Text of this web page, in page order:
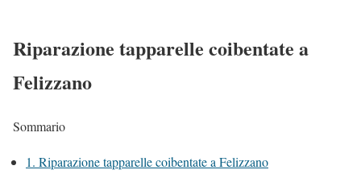
Riparazione tapparelle coibentate a
Felizzano
Sommario
1. Riparazione tapparelle coibentate a Felizzano